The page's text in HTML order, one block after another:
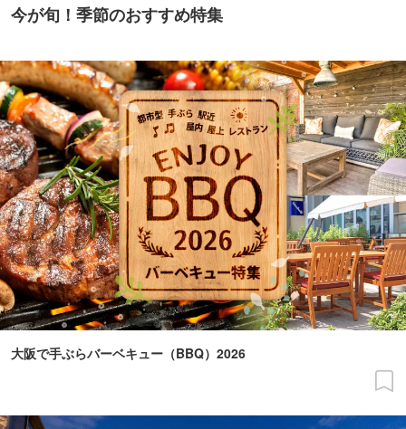
今が旬！季節のおすすめ特集
大阪で手ぶらバーベキュー（BBQ）2026